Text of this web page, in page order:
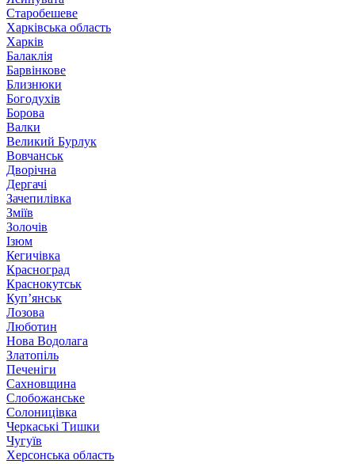
Старобешеве
Харківська область
Харків
Балаклія
Барвінкове
Близнюки
Богодухів
Борова
Валки
Великий Бурлук
Вовчанськ
Дворічна
Дергачі
Зачепилівка
Зміїв
Золочів
Ізюм
Кегичівка
Красноград
Краснокутськ
Куп’янськ
Лозова
Люботин
Нова Водолага
Златопіль
Печеніги
Сахновщина
Слобожанське
Солоницівка
Черкаські Тишки
Чугуїв
Херсонська область